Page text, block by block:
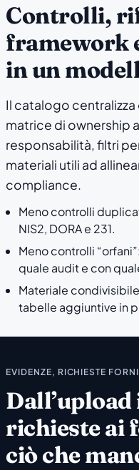
Controlli,
framework
in un
Il catalogo
matrice di ownership
responsabilità, filtri
materiali utili ad
compliance.
Meno controlli
NIS2, DORA e 231.
Meno controlli
quale audit e con
Materiale
tabelle aggiuntive in
EVIDENZE, RICHIESTE
richieste ai
ciò che